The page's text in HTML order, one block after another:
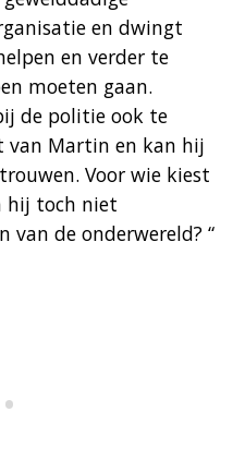
en dwingt
en verder te
moeten gaan.
de politie ook te
Martin en kan hij
Voor wie kiest
hij toch niet
de onderwereld? “